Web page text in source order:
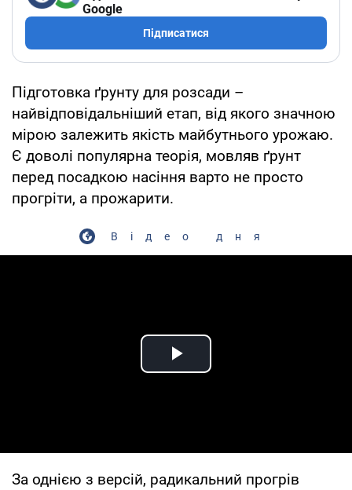
Google
Підписатися
Підготовка ґрунту для розсади –
найвідповідальніший етап, від якого значною
мірою залежить якість майбутнього урожаю.
Є доволі популярна теорія, мовляв ґрунт
перед посадкою насіння варто не просто
прогріти, а прожарити.
Відео дня
Play Video
За однією з версій, радикальний прогрів